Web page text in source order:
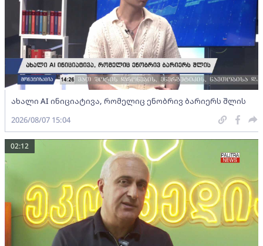
ახალი AI ინიციატივა, რომელიც ენობრივ ბარიერს შლის
2026/08/07 15:04
02:12